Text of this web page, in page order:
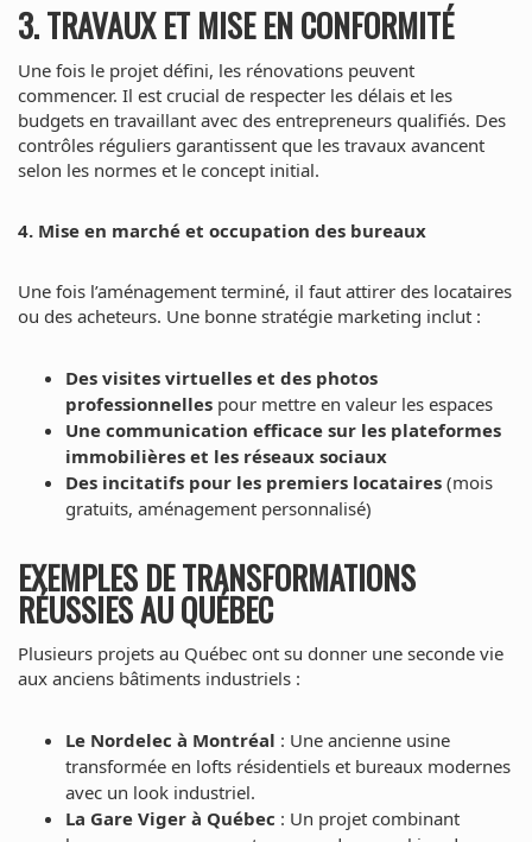
3. TRAVAUX ET MISE EN CONFORMITÉ
Une fois le projet défini, les rénovations peuvent
commencer. Il est crucial de respecter les délais et les
budgets en travaillant avec des entrepreneurs qualifiés. Des
contrôles réguliers garantissent que les travaux avancent
selon les normes et le concept initial.
4. Mise en marché et occupation des bureaux
Une fois l’aménagement terminé, il faut attirer des locataires
ou des acheteurs. Une bonne stratégie marketing inclut :
Des visites virtuelles et des photos
professionnelles pour mettre en valeur les espaces
Une communication efficace sur les plateformes
immobilières et les réseaux sociaux
Des incitatifs pour les premiers locataires (mois
gratuits, aménagement personnalisé)
EXEMPLES DE TRANSFORMATIONS
RÉUSSIES AU QUÉBEC
Plusieurs projets au Québec ont su donner une seconde vie
aux anciens bâtiments industriels :
Le Nordelec à Montréal : Une ancienne usine
transformée en lofts résidentiels et bureaux modernes
avec un look industriel.
La Gare Viger à Québec : Un projet combinant